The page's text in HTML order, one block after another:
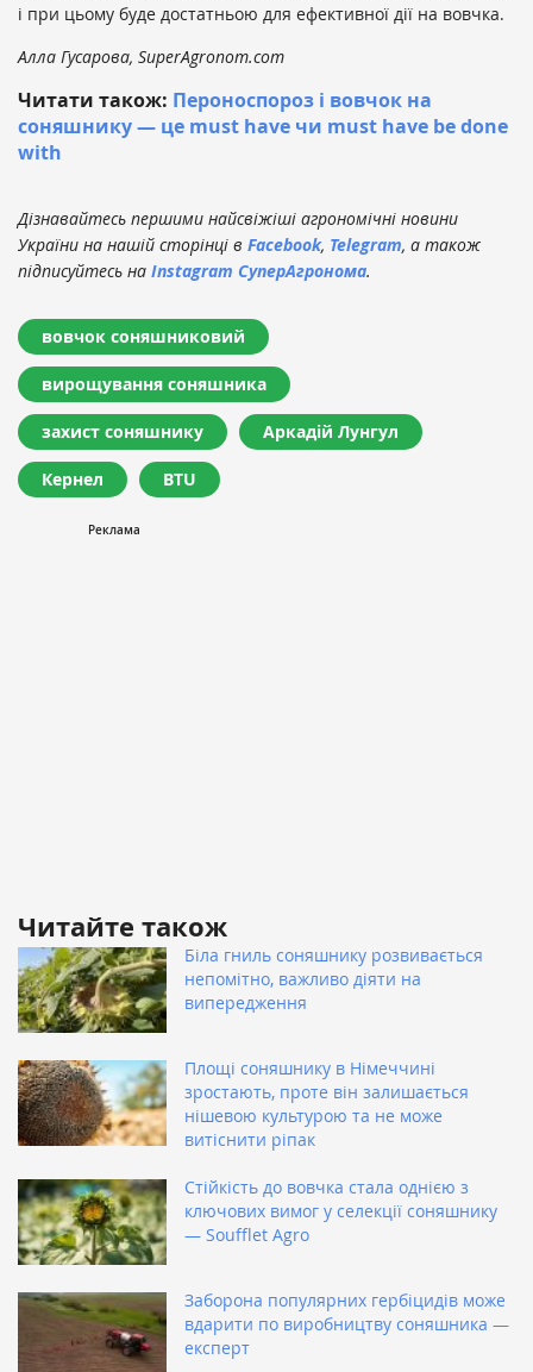
і при цьому буде достатньою для ефективної дії на вовчка.
Алла Гусарова, SuperAgronom.com
Читати також: Пероноспороз і вовчок на
соняшнику — це must have чи must have be done
with
Дізнавайтесь першими найсвіжіші агрономічні новини
України на нашій сторінці в Facebook, Telegram, а також
підписуйтесь на Instagram СуперАгронома.
вовчок соняшниковий
вирощування соняшника
захист соняшнику Аркадій Лунгул
Кернел BTU
Читайте також
Біла гниль соняшнику розвивається
непомітно, важливо діяти на
випередження
Площі соняшнику в Німеччині
зростають, проте він залишається
нішевою культурою та не може
витіснити ріпак
Стійкість до вовчка стала однією з
ключових вимог у селекції соняшнику
— Soufflet Agro
Заборона популярних гербіцидів може
вдарити по виробництву соняшника —
експерт